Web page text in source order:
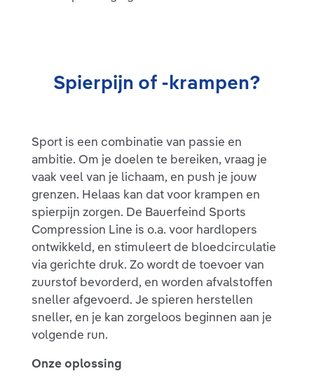
Spierpijn of -krampen?
Sport is een combinatie van passie en
ambitie. Om je doelen te bereiken, vraag je
vaak veel van je lichaam, en push je jouw
grenzen. Helaas kan dat voor krampen en
spierpijn zorgen. De Bauerfeind Sports
Compression Line is o.a. voor hardlopers
ontwikkeld, en stimuleert de bloedcirculatie
via gerichte druk. Zo wordt de toevoer van
zuurstof bevorderd, en worden afvalstoffen
sneller afgevoerd. Je spieren herstellen
sneller, en je kan zorgeloos beginnen aan je
volgende run.
Onze oplossing